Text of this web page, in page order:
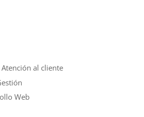
al cliente
Web